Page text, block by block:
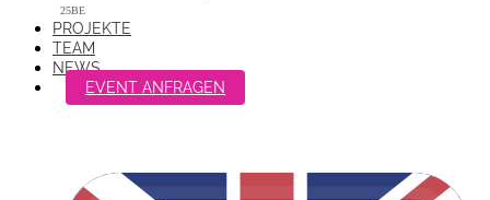
PROJEKTE
TEAM
NEWS
EVENT ANFRAGEN